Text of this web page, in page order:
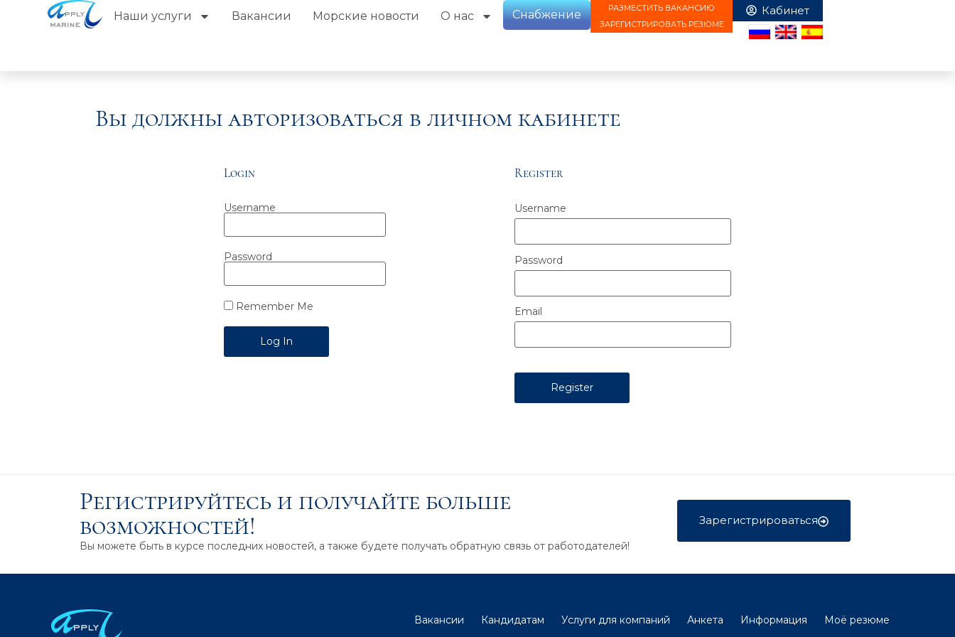
Наши услуги Вакансии Морские новости О нас Снабжение
РАЗМЕСТИТЬ ВАКАНСИЮ
ЗАРЕГИСТРИРОВАТЬ РЕЗЮМЕ
Вы должны авторизоваться в личном кабинете
Login
Username
Password
Remember Me
Register
Username
Password
Email
Регистрируйтесь и получайте больше
возможностей!
Вы можете быть в курсе последних новостей, а также будете получать обратную связь от работодателей!
Зарегистрироваться
Вакансии Кандидатам Услуги для компаний Анкета Информация
Моё резюме